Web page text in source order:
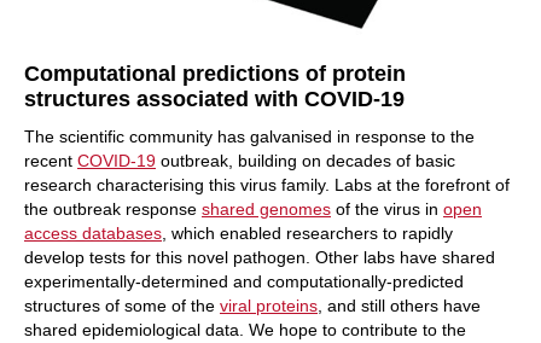
Computational predictions of protein
structures associated with COVID-19
The scientific community has galvanised in response to the
recent COVID-19 outbreak, building on decades of basic
research characterising this virus family. Labs at the forefront of
the outbreak response shared genomes of the virus in open
access databases , which enabled researchers to rapidly
develop tests for this novel pathogen. Other labs have shared
experimentally-determined and computationally-predicted
structures of some of the viral proteins , and still others have
shared epidemiological data. We hope to contribute to the